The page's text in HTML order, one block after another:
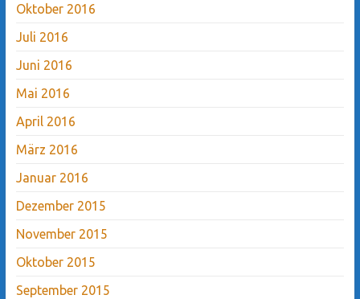
Oktober 2016
Juli 2016
Juni 2016
Mai 2016
April 2016
März 2016
Januar 2016
Dezember 2015
November 2015
Oktober 2015
September 2015